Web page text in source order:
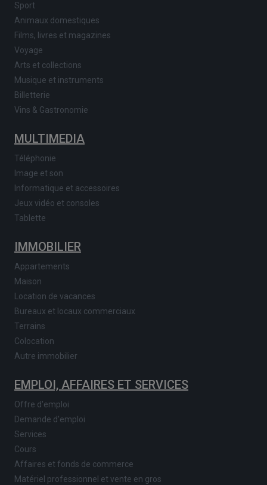
Sport
Animaux domestiques
Films, livres et magazines
Voyage
Arts et collections
Musique et instruments
Billetterie
Vins & Gastronomie
MULTIMEDIA
Téléphonie
Image et son
Informatique et accessoires
Jeux vidéo et consoles
Tablette
IMMOBILIER
Appartements
Maison
Location de vacances
Bureaux et locaux commerciaux
Terrains
Colocation
Autre immobilier
EMPLOI, AFFAIRES ET SERVICES
Offre d'emploi
Demande d'emploi
Services
Cours
Affaires et fonds de commerce
Matériel professionnel et vente en gros